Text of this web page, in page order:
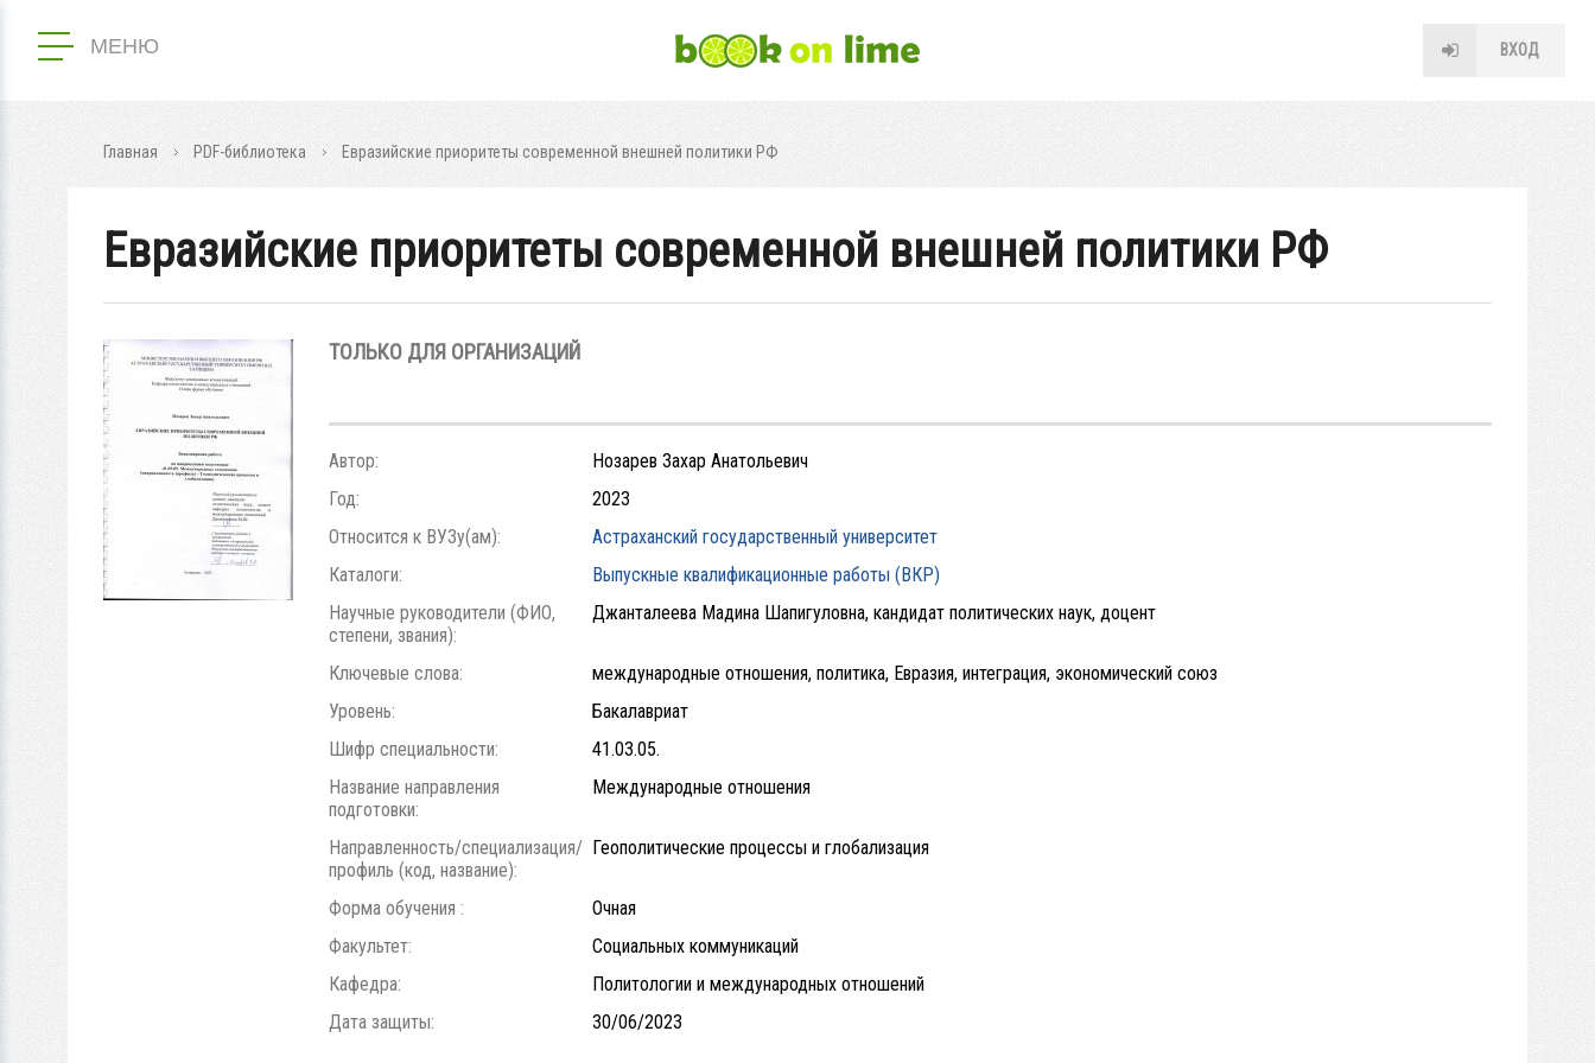
МЕНЮ ВХОД
Главная PDF-библиотека Евразийские приоритеты современной внешней политики РФ
Евразийские приоритеты современной внешней политики РФ
ТОЛЬКО ДЛЯ ОРГАНИЗАЦИЙ
Автор:
Нозарев Захар Анатольевич
Год:
2023
Относится к ВУЗу(ам):
Астраханский государственный университет
Каталоги:
Выпускные квалификационные работы (ВКР)
Научные руководители (ФИО,
степени, звания):
Джанталеева Мадина Шапигуловна, кандидат политических наук, доцент
Ключевые слова:
международные отношения, политика, Евразия, интеграция, экономический союз
Уровень:
Бакалавриат
Шифр специальности:
41.03.05.
Название направления
подготовки:
Международные отношения
Направленность/специализация/
профиль (код, название):
Геополитические процессы и глобализация
Форма обучения :
Очная
Факультет:
Социальных коммуникаций
Кафедра:
Политологии и международных отношений
Дата защиты:
30/06/2023